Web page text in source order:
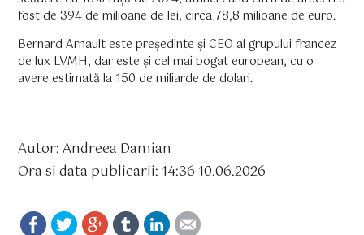
fost de 394 de milioane de lei, circa 78,8 milioane de euro.
Bernard Arnault este președinte și CEO al grupului francez
de lux LVMH, dar este și cel mai bogat european, cu o
avere estimată la 150 de miliarde de dolari.
Autor: Andreea Damian
Ora si data publicarii: 14:36 10.06.2026